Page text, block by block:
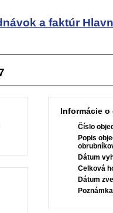
a faktúr
Informácie
Číslo
Popis
Dátum
Celková
Dátum